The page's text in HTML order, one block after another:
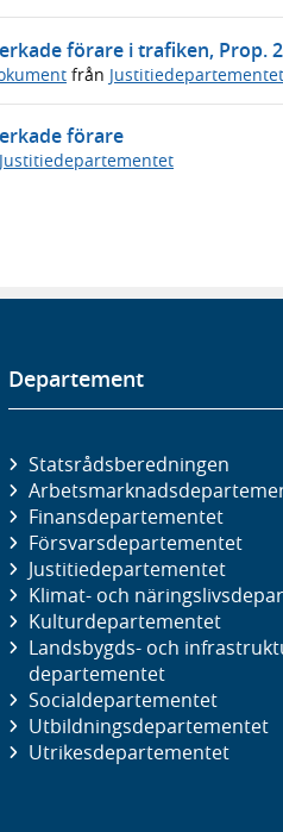
förare i trafiken, Prop.
från Justitiedepartementet
förare
Justitiedepartementet
Departement
Statsrådsberedningen
Finans­departementet
Försvars­departementet
Justitie­departementet
Klimat- och
Kultur­departementet
Landsbygds- och
departementet
Social­departementet
Utbildnings­departementet
Utrikes­departementet